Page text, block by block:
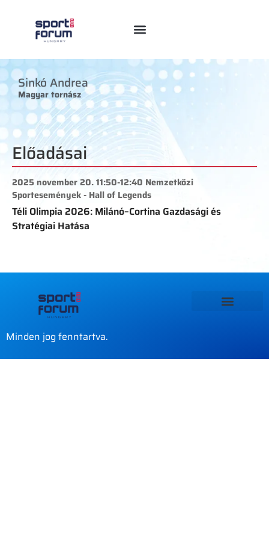
Sinkó Andrea
Magyar tornász
Előadásai
2025 november 20. 11:50-12:40 Nemzetközi
Sportesemények - Hall of Legends
Téli Olimpia 2026: Milánó–Cortina Gazdasági és
Stratégiai Hatása
Minden jog fenntartva.